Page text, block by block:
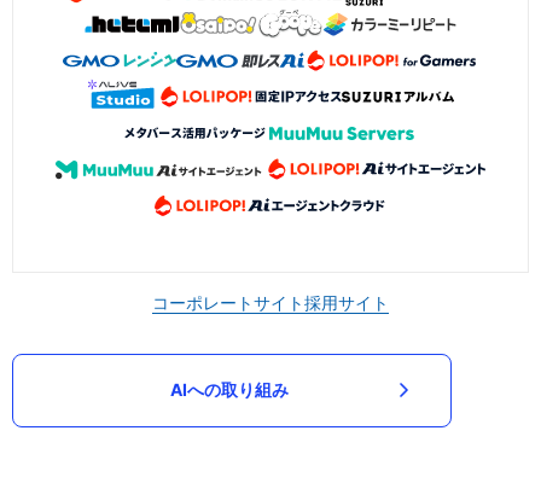
コーポレートサイト採用サイト
AIへの取り組み